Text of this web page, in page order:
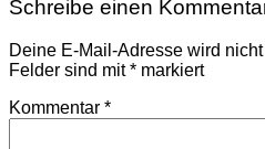
Schreibe einen
Deine E-Mail-Adresse wird
Felder sind mit* markiert
Kommentar *